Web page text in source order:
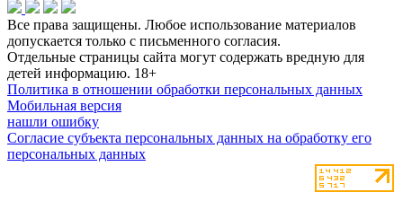
Все права защищены. Любое использование материалов
допускается только с письменного согласия.
Отдельные страницы сайта могут содержать вредную для
детей информацию. 18+
Политика в отношении обработки персональных данных
Мобильная версия
нашли ошибку
Согласие субъекта персональных данных на обработку его
персональных данных